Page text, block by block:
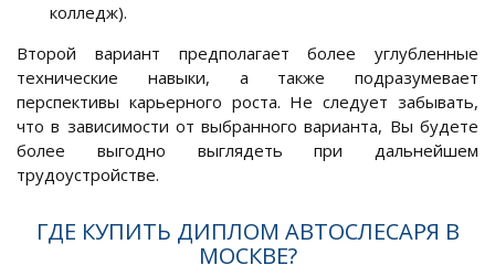
колледж).
Второй вариант предполагает более углубленные
технические навыки, а также подразумевает
перспективы карьерного роста. Не следует забывать,
что в зависимости от выбранного варианта, Вы будете
более выгодно выглядеть при дальнейшем
трудоустройстве.
ГДЕ КУПИТЬ ДИПЛОМ АВТОСЛЕСАРЯ В
МОСКВЕ?